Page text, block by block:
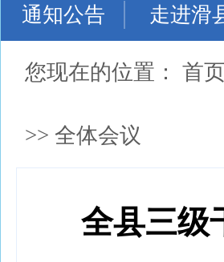
通知公告 走进滑
您现在的位置： 首页
>> 全体会议
全县三级